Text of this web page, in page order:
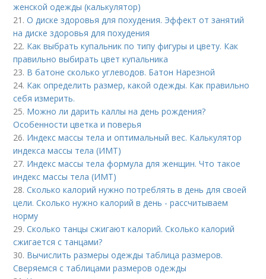
женской одежды (калькулятор)
21.О диске здоровья для похудения. Эффект от занятий
на диске здоровья для похудения
22. Как выбрать купальник по типу фигуры и цвету. Как
правильно выбирать цвет купальника
23. В батоне сколько углеводов. Батон Нарезной
24. Как определить размер, какой одежды. Как правильно
себя измерить.
25. Можно ли дарить каллы на день рождения?
Особенности цветка и поверья
26. Индекс массы тела и оптимальный вес. Калькулятор
индекса массы тела (ИМТ)
27. Индекс массы тела формула для женщин. Что такое
индекс массы тела (ИМТ)
28.Сколько калорий нужно потреблять в день для своей
цели. Сколько нужно калорий в день - рассчитываем
норму
29.Сколько танцы сжигают калорий. Сколько калорий
сжигается с танцами?
30. Вычислить размеры одежды таблица размеров.
Сверяемся с таблицами размеров одежды